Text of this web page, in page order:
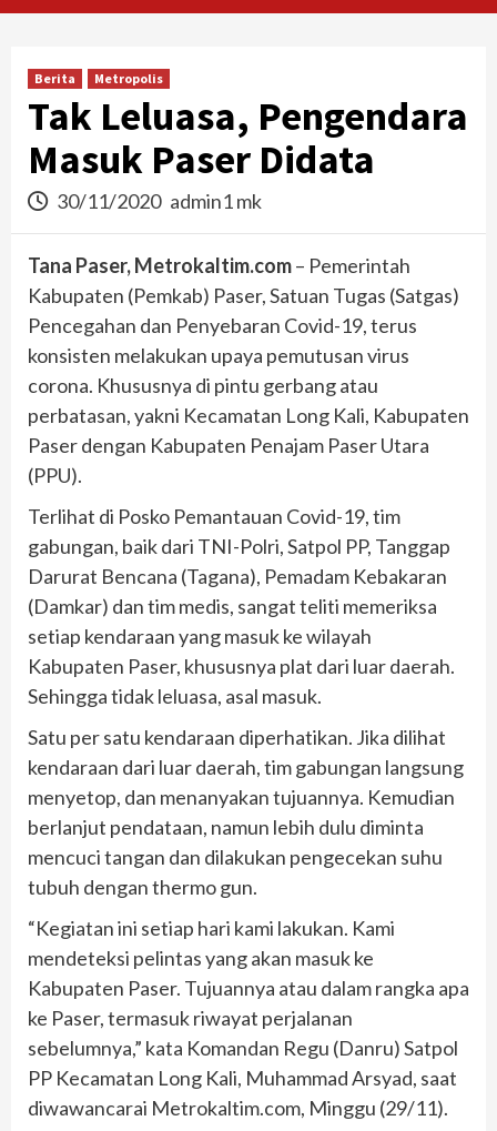
Berita Metropolis
Tak Leluasa, Pengendara
Masuk Paser Didata
30/11/2020 admin1 mk
Tana Paser, Metrokaltim.com– Pemerintah
Kabupaten (Pemkab) Paser, Satuan Tugas (Satgas)
Pencegahan dan Penyebaran Covid-19, terus
konsisten melakukan upaya pemutusan virus
corona. Khususnya di pintu gerbang atau
perbatasan, yakni Kecamatan Long Kali, Kabupaten
Paser dengan Kabupaten Penajam Paser Utara
(PPU).
Terlihat di Posko Pemantauan Covid-19, tim
gabungan, baik dari TNI-Polri, Satpol PP, Tanggap
Darurat Bencana (Tagana), Pemadam Kebakaran
(Damkar) dan tim medis, sangat teliti memeriksa
setiap kendaraan yang masuk ke wilayah
Kabupaten Paser, khususnya plat dari luar daerah.
Sehingga tidak leluasa, asal masuk.
Satu per satu kendaraan diperhatikan. Jika dilihat
kendaraan dari luar daerah, tim gabungan langsung
menyetop, dan menanyakan tujuannya. Kemudian
berlanjut pendataan, namun lebih dulu diminta
mencuci tangan dan dilakukan pengecekan suhu
tubuh dengan thermo gun.
“Kegiatan ini setiap hari kami lakukan. Kami
mendeteksi pelintas yang akan masuk ke
Kabupaten Paser. Tujuannya atau dalam rangka apa
ke Paser, termasuk riwayat perjalanan
sebelumnya,” kata Komandan Regu (Danru) Satpol
PP Kecamatan Long Kali, Muhammad Arsyad, saat
diwawancarai Metrokaltim.com, Minggu (29/11).